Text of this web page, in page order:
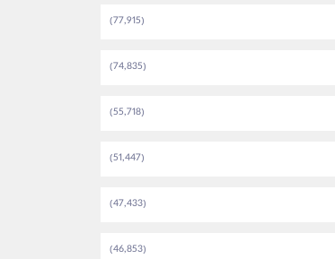
(77,915)
(74,835)
(55,718)
(51,447)
(47,433)
(46,853)